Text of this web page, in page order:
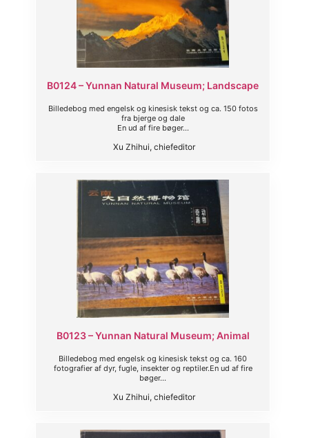
B0124 – Yunnan Natural Museum; Landscape
Billedebog med engelsk og kinesisk tekst og ca. 150 fotos
fra bjerge og dale
En ud af fire bøger...
Xu Zhihui, chiefeditor
B0123 – Yunnan Natural Museum; Animal
Billedebog med engelsk og kinesisk tekst og ca. 160
fotografier af dyr, fugle, insekter og reptiler.En ud af fire
bøger...
Xu Zhihui, chiefeditor